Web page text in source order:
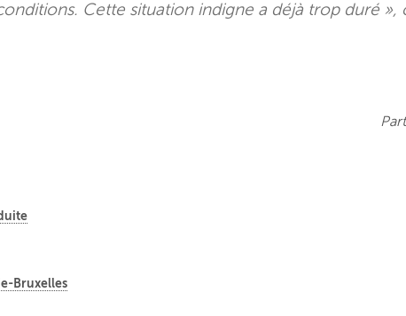
Cette situation indigne a déjà trop duré »,
Bruxelles